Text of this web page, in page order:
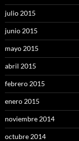
julio 2015
junio 2015
mayo 2015
abril 2015
febrero 2015
enero 2015
noviembre 2014
octubre 2014